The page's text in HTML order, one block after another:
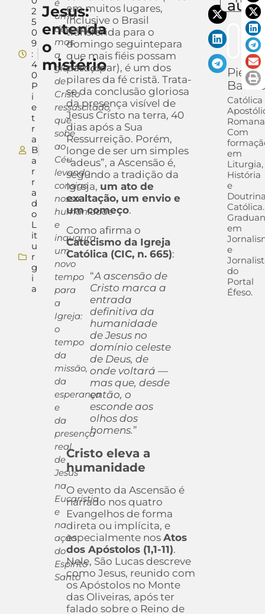
2
5
0
9
:
4
0
P
i
e
t
r
a
B
a
r
r
a
d
o
L
it
u
r
g
i
a
Jesus:
entenda
o
mistério
é
uma
despedida,
mas
a
glorificação
de
Cristo
ressuscitado,
que
sobe
ao
Céu
levando
consigo
nossa
humanidade
e
inaugura
um
novo
tempo
para
a
Igreja:
o
tempo
da
missão,
da
esperança
e
da
presença
real
de
Jesus
na
Eucaristia
e
na
ação
do
Espírito
Santo
em muitos lugares,
inclusive o Brasil
transferida para o
domingo seguintepara
que mais fiéis possam
participar), é um dos
pilares da fé cristã. Trata-
se da conclusão gloriosa
da presença visível de
Jesus Cristo na terra, 40
dias após a Sua
Ressurreição. Porém,
longe de ser um simples
“adeus”, a Ascensão é,
segundo a tradição da
Igreja, um ato de
exaltação, um envio e
um começo.
Como afirma o
Catecismo da Igreja
Católica (CIC, n. 665):
“A ascensão de
Cristo marca a
entrada
definitiva da
humanidade
de Jesus no
domínio celeste
de Deus, de
onde voltará —
mas que, desde
então, o
esconde aos
olhos dos
homens.”
Cristo eleva a
humanidade
O evento da Ascensão é
narrado nos quatro
Evangelhos de forma
direta ou implícita, e
especialmente nosAtos
dos Apóstolos (1,1-11).
Nele, São Lucas descreve
como Jesus, reunido com
os Apóstolos no Monte
das Oliveiras, após ter
falado sobre o Reino de
Pietra
Católica
Com
em
Liturgia,
História
e
Católica.
em
e
do
Portal
Éfeso.